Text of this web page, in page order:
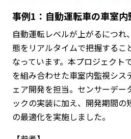
事例1：自動運転車の車室
自動運転レベルが上がるにつ
態をリアルタイムで把握するこ
なっています。本プロジェクト
を組み合わせた車室内監視シス
ェア開発を担当。センサーデー
ックの実装に加え、開発期間の
の最適化を実施しました。